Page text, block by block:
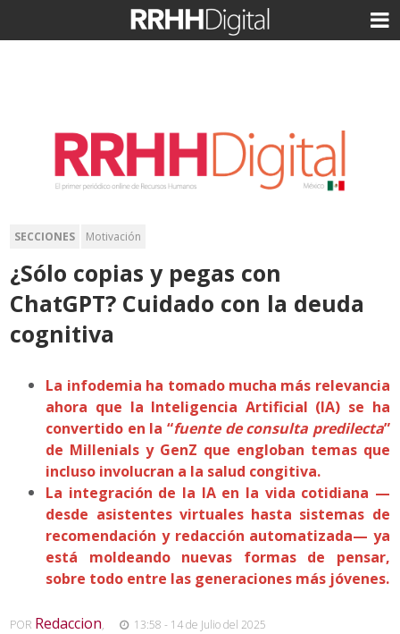
SECCIONES Motivación
¿Sólo copias y pegas con
ChatGPT? Cuidado con la deuda
cognitiva
La infodemia ha tomado mucha más relevancia
ahora que la Inteligencia Artificial (IA) se ha
convertido en la “fuente de consulta predilecta”
de Millenials y GenZ que engloban temas que
incluso involucran a la salud congitiva.
La integración de la IA en la vida cotidiana —
desde asistentes virtuales hasta sistemas de
recomendación y redacción automatizada— ya
está moldeando nuevas formas de pensar,
sobre todo entre las generaciones más jóvenes.
POR Redaccion, 13:58 - 14 de Julio del 2025